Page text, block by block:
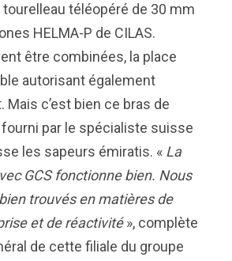
téléopéré de 30 mm
HELMA-P de CILAS.
être combinées, la place
autorisant également
Mais c’est bien ce bras de
fourni par le spécialiste suisse
les sapeurs émiratis. « La
GCS fonctionne bien. Nous
trouvés en matières de
et de réactivité», complète
de cette filiale du groupe